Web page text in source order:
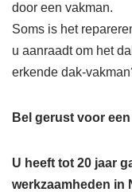
door een vakman.
Soms is het
u aanraadt om het
erkende dak-
Bel gerust voor
U heeft tot 20 jaar
werkzaamheden in